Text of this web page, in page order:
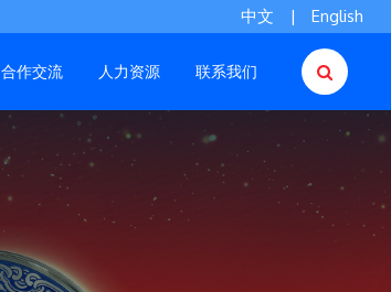
中文 | English
合作交流 人力资源 联系我们